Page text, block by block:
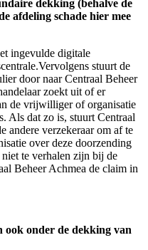
dekking (behalve de
afdeling schade hier mee
ingevulde digitale
stuurt de
door naar Centraal Beheer
zoekt uit of er
de vrijwilliger of organisatie
Als dat zo is, stuurt Centraal
andere verzekeraar om af te
over deze doorzending
te verhalen zijn bij de
Beheer Achmea de claim in
ook onder de dekking van